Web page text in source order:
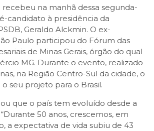
na manhã dessa segunda-
candidato à presidência da
Geraldo Alckmin. O ex-
Paulo participou do Fórum das
de Minas Gerais, órgão do qual
MG. Durante o evento, realizado
na Região Centro-Sul da cidade, o
seu projeto para o Brasil.
que o país tem evoluído desde a
50 anos, crescemos, em
a expectativa de vida subiu de 43